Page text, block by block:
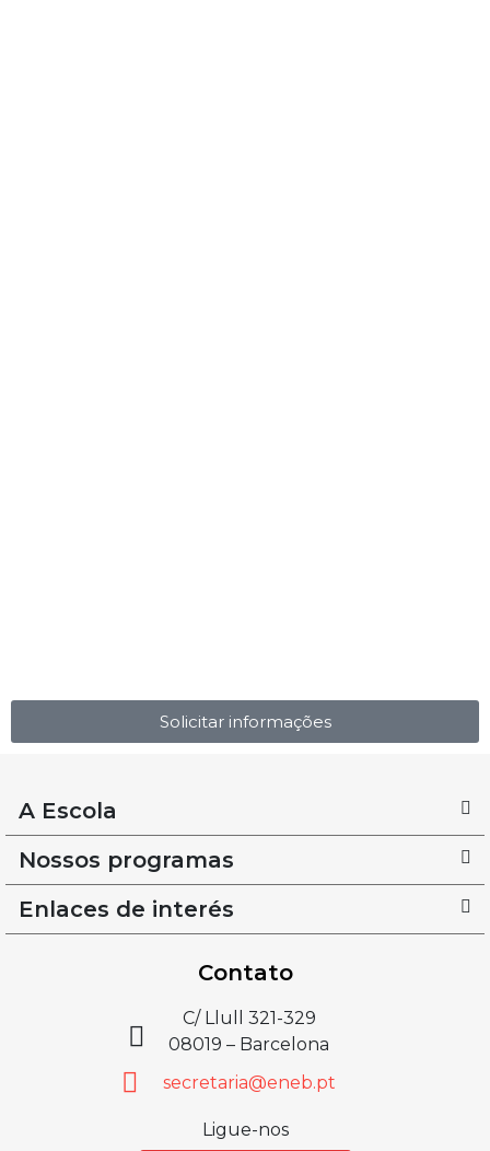
Solicitar informações
A Escola
Nossos programas
Enlaces de interés
Contato
C/ Llull 321-329
08019 – Barcelona
secretaria@eneb.pt
Ligue-nos